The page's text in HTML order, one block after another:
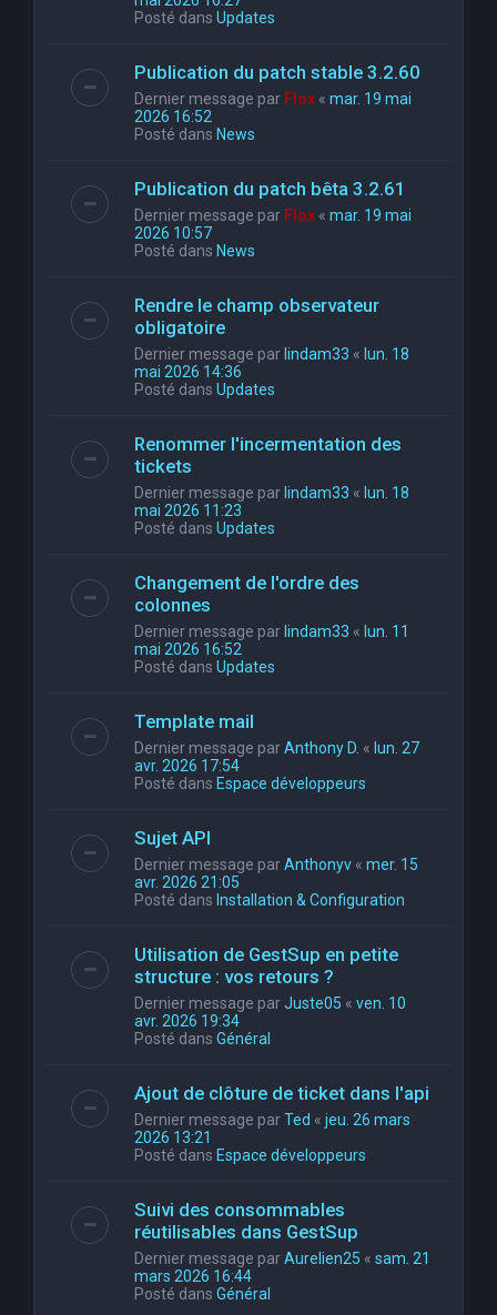
Posté dans Updates
Publication du patch stable 3.2.60
Dernier message par Flox « mar. 19 mai
2026 16:52
Posté dans News
Publication du patch bêta 3.2.61
Dernier message par Flox « mar. 19 mai
2026 10:57
Posté dans News
Rendre le champ observateur
obligatoire
Dernier message par lindam33 « lun. 18
mai 2026 14:36
Posté dans Updates
Renommer l'incermentation des
tickets
Dernier message par lindam33 « lun. 18
mai 2026 11:23
Posté dans Updates
Changement de l'ordre des
colonnes
Dernier message par lindam33 « lun. 11
mai 2026 16:52
Posté dans Updates
Template mail
Dernier message parAnthony D. « lun. 27
avr. 2026 17:54
Posté dans Espace développeurs
Sujet API
Dernier message parAnthonyv « mer. 15
avr. 2026 21:05
Posté dans Installation & Configuration
Utilisation de GestSup en petite
structure : vos retours ?
Dernier message parJuste05 « ven. 10
avr. 2026 19:34
Posté dans Général
Ajout de clôture de ticket dans l'api
Dernier message parTed « jeu. 26 mars
2026 13:21
Posté dans Espace développeurs
Suivi des consommables
réutilisables dans GestSup
Dernier message parAurelien25 « sam. 21
mars 2026 16:44
Posté dans Général